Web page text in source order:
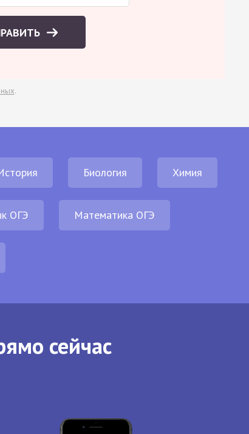
.
Биология Химия
ОГЭ Математика ОГЭ
сейчас